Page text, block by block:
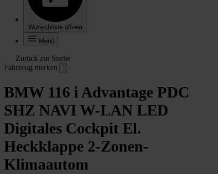
Wunschliste öffnen
Menü
Zurück zur Suche
Fahrzeug merken
BMW 116 i Advantage PDC
SHZ NAVI W-LAN LED
Digitales Cockpit El.
Heckklappe 2-Zonen-
Klimaautom